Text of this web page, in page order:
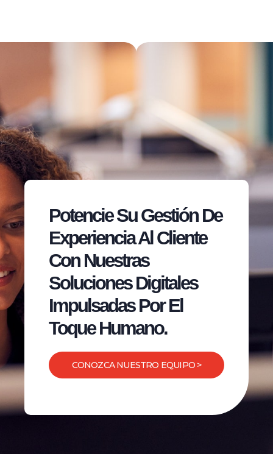
Potencie Su Gestión De
Experiencia Al Cliente
Con Nuestras
Soluciones Digitales
Impulsadas Por El
Toque Humano.
CONOZCA NUESTRO EQUIPO >